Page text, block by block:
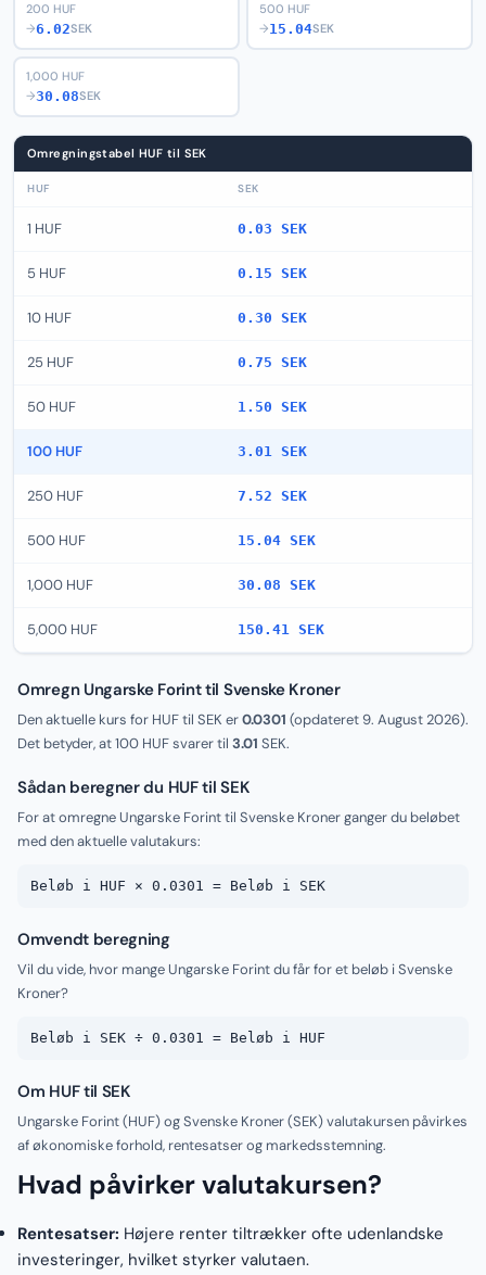
200 HUF
→6.02SEK
500 HUF
→15.04SEK
1,000 HUF
→30.08SEK
Omregningstabel HUF til SEK
HUF SEK
1 HUF 0.03 SEK
5 HUF 0.15 SEK
10 HUF 0.30 SEK
25 HUF 0.75 SEK
50 HUF 1.50 SEK
100 HUF 3.01 SEK
250 HUF 7.52 SEK
500 HUF 15.04 SEK
1,000 HUF 30.08 SEK
5,000 HUF 150.41 SEK
Omregn Ungarske Forint til Svenske Kroner
Den aktuelle kurs for HUF til SEK er0.0301 (opdateret9. August 2026).
Det betyder, at 100 HUF svarer til 3.01 SEK.
Sådan beregner du HUF til SEK
For at omregne Ungarske Forint til Svenske Kroner ganger du beløbet
med den aktuelle valutakurs:
Beløb i HUF × 0.0301 = Beløb i SEK
Omvendt beregning
Vil du vide, hvor mange Ungarske Forint du får for et beløb i Svenske
Kroner?
Beløb i SEK ÷ 0.0301 = Beløb i HUF
Om HUF til SEK
Ungarske Forint (HUF) og Svenske Kroner (SEK) valutakursen påvirkes
af økonomiske forhold, rentesatser og markedsstemning.
Hvad påvirker valutakursen?
Rentesatser: Højere renter tiltrækker ofte udenlandske
investeringer, hvilket styrker valutaen.